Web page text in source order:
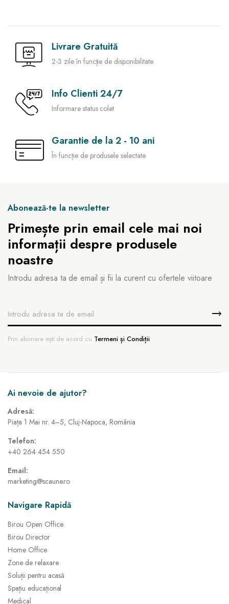
Livrare Gratuită
2-3 zile în funcție de disponibilitate
Info Clienti 24/7
Informare status colet
Garantie de la 2 - 10 ani
În funcție de produsele selectate
Abonează-te la newsletter
Primește prin email cele mai noi
informații despre produsele
noastre
Introdu adresa ta de email și fii la curent cu ofertele viitoare
Prin abonare ești de acord cu Termeni și Condiții
Ai nevoie de ajutor?
Adresă:
Piața 1 Mai nr. 4–5, Cluj-Napoca, România
Telefon:
+40 264 454 550
Email:
marketing@scaune.ro
Navigare Rapidă
Birou Open Office
Birou Director
Home Office
Zone de relaxare
Soluții pentru acasă
Spațiu educațional
Medical